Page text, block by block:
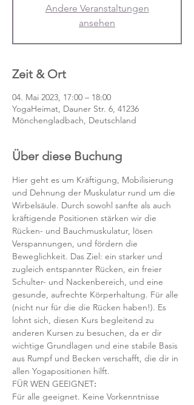
Andere Veranstaltungen
ansehen
Zeit & Ort
04. Mai 2023, 17:00 – 18:00
YogaHeimat, Dauner Str. 6, 41236
Mönchengladbach, Deutschland
Über diese Buchung
Hier geht es um Kräftigung, Mobilisierung
und Dehnung der Muskulatur rund um die
Wirbelsäule. Durch sowohl sanfte als auch
kräftigende Positionen stärken wir die
Rücken- und Bauchmuskulatur, lösen
Verspannungen, und fördern die
Beweglichkeit. Das Ziel: ein starker und
zugleich entspannter Rücken, ein freier
Schulter- und Nackenbereich, und eine
gesunde, aufrechte Körperhaltung. Für alle
(nicht nur für die die Rücken haben!). Es
lohnt sich, diesen Kurs begleitend zu
anderen Kursen zu besuchen, da er dir
wichtige Grundlagen und eine stabile Basis
aus Rumpf und Becken verschafft, die dir in
allen Yogapositionen hilft.
FÜR WEN GEEIGNET:
Für alle geeignet. Keine Vorkenntnisse